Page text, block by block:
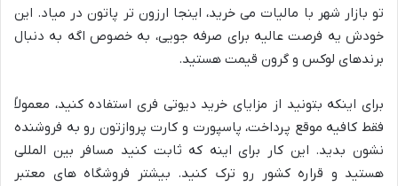
تو بازار شهر با مالیات می خرید، اینجا ارزون تر پاتون در میاد. این
خودش یه فرصت عالیه برای صرفه جویی، به خصوص اگه به دنبال
برندهای لوکس و گرون قیمت هستید.
برای اینکه بتونید از مزایای خرید دیوتی فری استفاده کنید، معمولاً
فقط کافیه موقع پرداخت، پاسپورت و کارت پروازتون رو به فروشنده
نشون بدید. این کار برای اینه که ثابت کنید مسافر بین المللی
هستید و قراره کشور رو ترک کنید. بیشتر فروشگاه های معتبر